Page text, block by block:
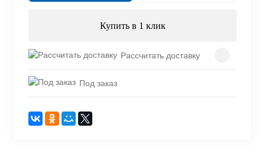
Купить в 1 клик
Рассчитать доставку
Под заказ